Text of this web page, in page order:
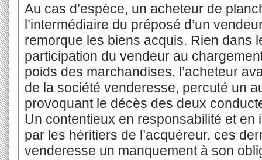
Au cas d’espèce, un acheteur de
l’intermédiaire du préposé d’un
remorque les biens acquis. Rien dans
participation du vendeur au
poids des marchandises, l’acheteur
de la société venderesse, percuté un
provoquant le décès des deux
Un contentieux en responsabilité et en
par les héritiers de l’acquéreur, ces
venderesse un manquement à son